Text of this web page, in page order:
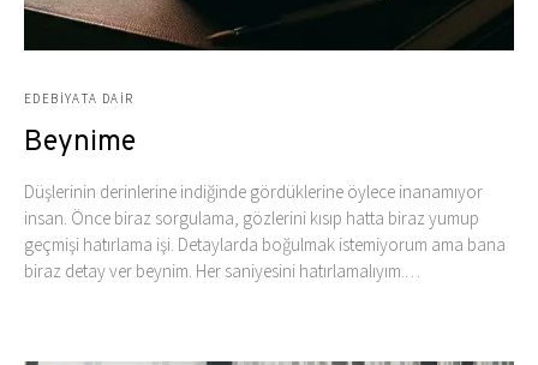
EDEBIYATA DAIR
Beynime
Düşlerinin derinlerine indiğinde gördüklerine öylece inanamıyor
insan. Önce biraz sorgulama, gözlerini kısıp hatta biraz yumup
geçmişi hatırlama işi. Detaylarda boğulmak istemiyorum ama bana
biraz detay ver beynim. Her saniyesini hatırlamalıyım.…